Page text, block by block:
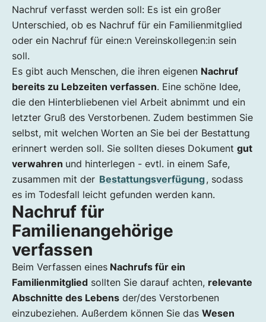
Nachruf verfasst werden soll: Es ist ein großer
Unterschied, ob es Nachruf für ein Familienmitglied
oder ein Nachruf für eine:n Vereinskollegen:in sein
soll.
Es gibt auch Menschen, die ihren eigenen Nachruf
bereits zu Lebzeiten verfassen. Eine schöne Idee,
die den Hinterbliebenen viel Arbeit abnimmt und ein
letzter Gruß des Verstorbenen. Zudem bestimmen Sie
selbst, mit welchen Worten an Sie bei der Bestattung
erinnert werden soll. Sie sollten dieses Dokument gut
verwahren und hinterlegen - evtl. in einem Safe,
zusammen mit der Bestattungsverfügung, sodass
es im Todesfall leicht gefunden werden kann.
Nachruf für
Familienangehörige
verfassen
Beim Verfassen eines Nachrufs für ein
Familienmitglied sollten Sie darauf achten, relevante
Abschnitte des Lebens der/des Verstorbenen
einzubeziehen. Außerdem können Sie das Wesen